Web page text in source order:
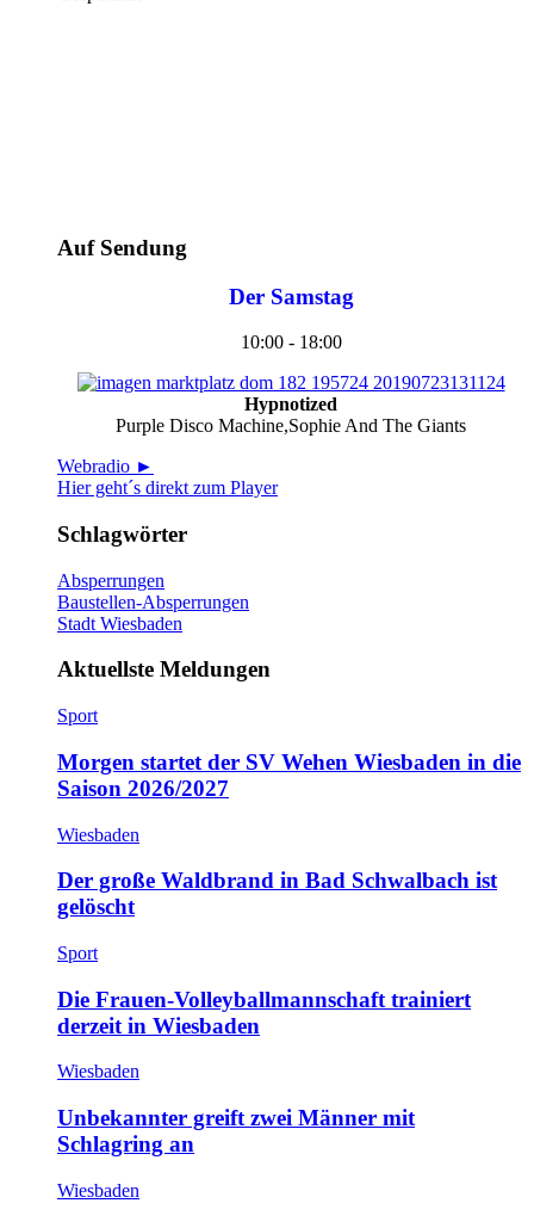
Auf Sendung
Der Samstag
10:00 - 18:00
Hypnotized
Purple Disco Machine,Sophie And The Giants
Webradio ►
Hier geht´s direkt zum Player
Schlagwörter
Absperrungen
Baustellen-Absperrungen
Stadt Wiesbaden
Aktuellste Meldungen
Sport
Morgen startet der SV Wehen Wiesbaden in die
Saison 2026/2027
Wiesbaden
Der große Waldbrand in Bad Schwalbach ist
gelöscht
Sport
Die Frauen-Volleyballmannschaft trainiert
derzeit in Wiesbaden
Wiesbaden
Unbekannter greift zwei Männer mit
Schlagring an
Wiesbaden